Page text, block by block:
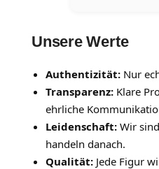
Unsere Werte
Authentizität: Nur
Transparenz: Klare
ehrliche
Leidenschaft: Wir
handeln danach.
Qualität: Jede Figur